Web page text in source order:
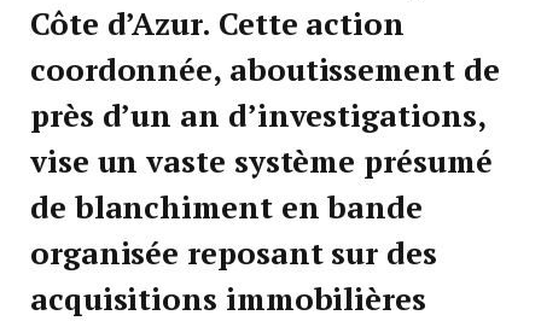
Côte d’Azur. Cette action
coordonnée, aboutissement de
près d’un an d’investigations,
vise un vaste système présumé
de blanchiment en bande
organisée reposant sur des
acquisitions immobilières